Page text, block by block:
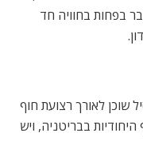
בפחות בחוויה חד
שוכן לאורך רצועת חוף
בבריטניה, ויש